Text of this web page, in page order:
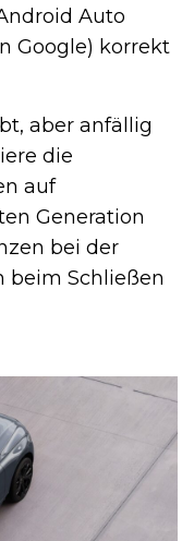
Auto
Google) korrekt
aber anfällig
die
auf
Generation
bei der
beim Schließen